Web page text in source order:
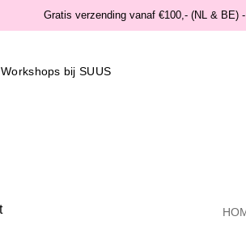
Gratis verzending vanaf €100,- (NL & BE)
Workshops bij SUUS